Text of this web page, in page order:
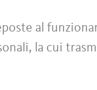
al
la cui